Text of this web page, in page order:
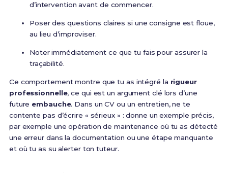
d’intervention avant de commencer.
Poser des questions claires si une consigne est floue,
au lieu d’improviser.
Noter immédiatement ce que tu fais pour assurer la
traçabilité.
Ce comportement montre que tu as intégré la rigueur
professionnelle, ce qui est un argument clé lors d’une
future embauche. Dans un CV ou un entretien, ne te
contente pas d’écrire « sérieux » : donne un exemple précis,
par exemple une opération de maintenance où tu as détecté
une erreur dans la documentation ou une étape manquante
et où tu as su alerter ton tuteur.